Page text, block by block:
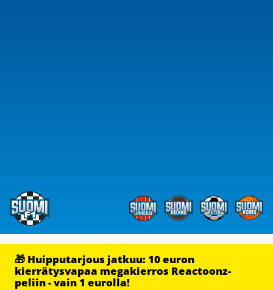
🎁 Huipputarjous jatkuu: 10 euron
kierrätysvapaa megakierros Reactoonz-
peliin - vain 1 eurolla!